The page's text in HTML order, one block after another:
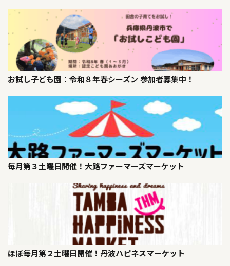
お試し子ども園：令和８年春シーズン 参加者募集中！
毎月第３土曜日開催！大路ファーマーズマーケット
ほぼ毎月第２土曜日開催！丹波ハピネスマーケット